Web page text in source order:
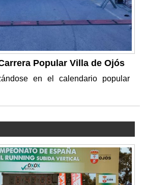
Popular Villa de Ojós
en el calendario popular